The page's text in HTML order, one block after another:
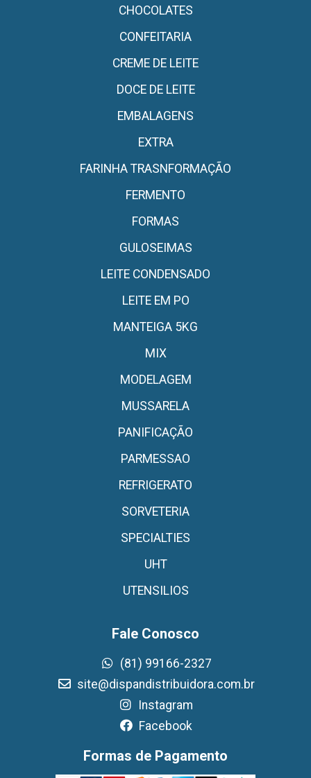
CHOCOLATES
CONFEITARIA
CREME DE LEITE
DOCE DE LEITE
EMBALAGENS
EXTRA
FARINHA TRASNFORMAÇÃO
FERMENTO
FORMAS
GULOSEIMAS
LEITE CONDENSADO
LEITE EM PO
MANTEIGA 5KG
MIX
MODELAGEM
MUSSARELA
PANIFICAÇÃO
PARMESSAO
REFRIGERATO
SORVETERIA
SPECIALTIES
UHT
UTENSILIOS
Fale Conosco
(81) 99166-2327
site@dispandistribuidora.com.br
Instagram
Facebook
Formas de Pagamento